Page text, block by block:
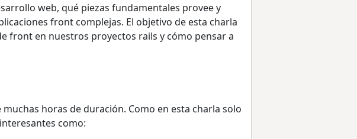
web, qué piezas fundamentales provee y
front complejas. El objetivo de esta charla
front en nuestros proyectos rails y cómo pensar a
horas de duración. Como en esta charla solo
como: